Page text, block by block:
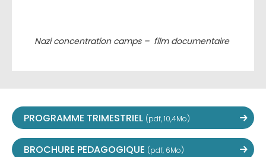
Nazi concentration camps – film documentaire
PROGRAMME TRIMESTRIEL (pdf, 10,4Mo)
BROCHURE PEDAGOGIQUE (pdf, 6Mo)